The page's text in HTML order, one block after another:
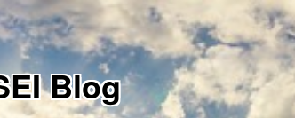
Blog